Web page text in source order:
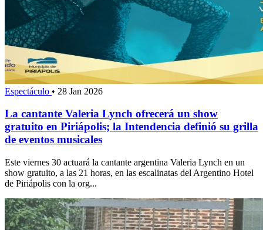
Espectáculo • 28 Jan 2026
La cantante Valeria Lynch ofrecerá un show
gratuito en Piriápolis; la Intendencia definió su grilla
de eventos musicales
Este viernes 30 actuará la cantante argentina Valeria Lynch en un
show gratuito, a las 21 horas, en las escalinatas del Argentino Hotel
de Piriápolis con la org...